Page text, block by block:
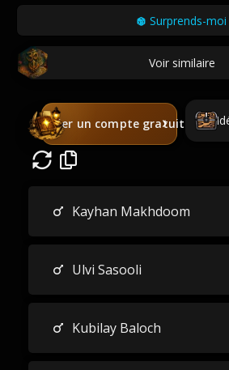
Surprends-moi
Voir similaire
Créer un compte gratuit
Kayhan Makhdoom
Ulvi Sasooli
Kubilay Baloch